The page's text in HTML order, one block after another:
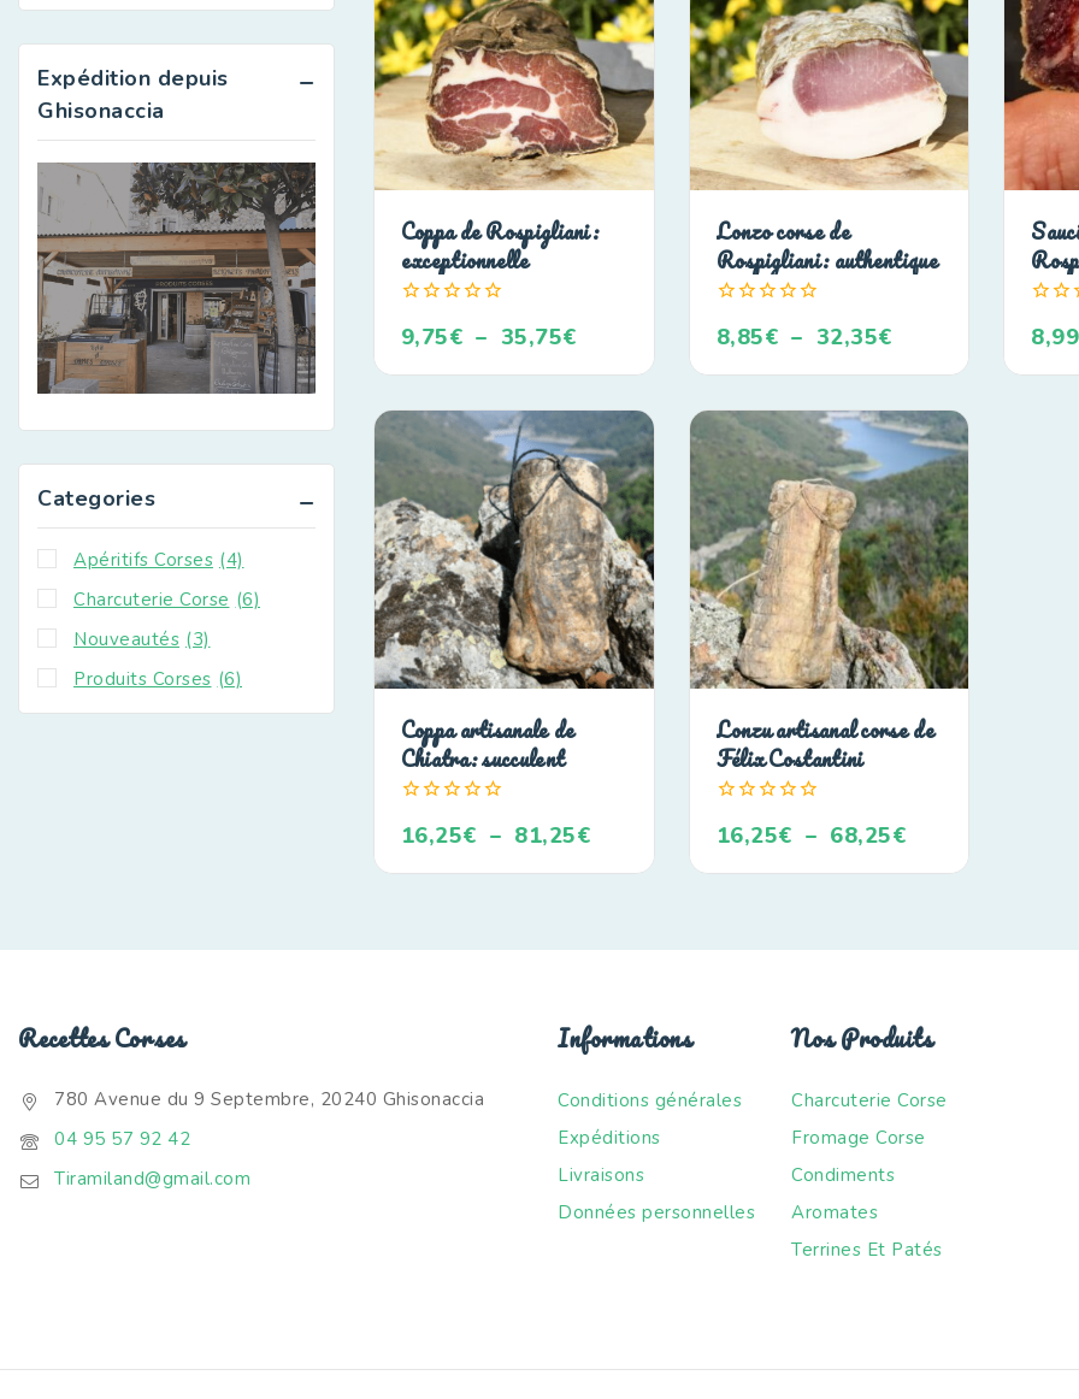
Coppa de Rospigliani:
exceptionnelle
de
9,75€ – 35,75€
Lonzo corse de
Rospigliani: authentique
de
8,85€ – 32,35€
de
8,99
Coppa artisanale de
Chiatra: succulent
de
16,25€ – 81,25€
Lonzu artisanal corse de
Félix Costantini
de
16,25€ – 68,25€
Expédition depuis
Ghisonaccia
Categories
Apéritifs Corses (4)
Charcuterie Corse (6)
Nouveautés (3)
Produits Corses (6)
Recettes Corses
780 Avenue du 9 Septembre, 20240 Ghisonaccia
04 95 57 92 42
Tiramiland@gmail.com
Informations
Conditions générales
Expéditions
Livraisons
Données personnelles
Nos Produits
Charcuterie Corse
Fromage Corse
Condiments
Aromates
Terrines Et Patés